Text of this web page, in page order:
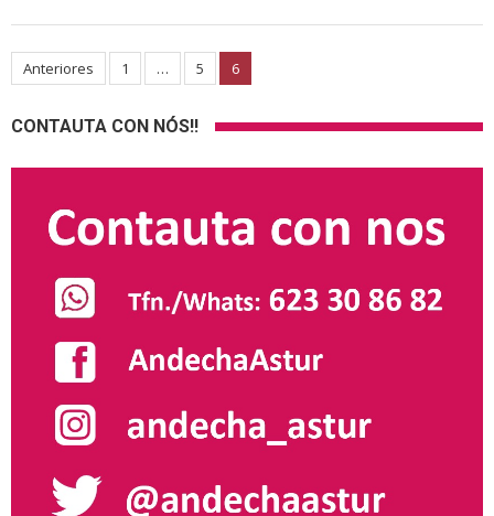
Navegación
de
entradas
Anteriores 1 … 5 6
CONTAUTA CON NÓS!!